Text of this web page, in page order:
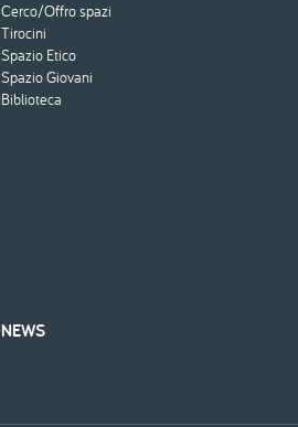
Cerco/Offro spazi
Tirocini
Spazio Etico
Spazio Giovani
Biblioteca
NEWS